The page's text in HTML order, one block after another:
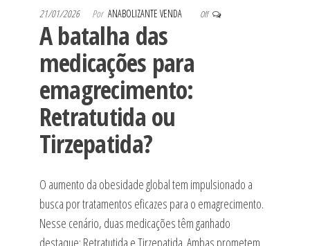
21/01/2026 Por ANABOLIZANTE VENDA Off
A batalha das
medicações para
emagrecimento:
Retratutida ou
Tirzepatida?
O aumento da obesidade global tem impulsionado a
busca por tratamentos eficazes para o emagrecimento.
Nesse cenário, duas medicações têm ganhado
destaque: Retratutida e Tirzepatida. Ambas prometem